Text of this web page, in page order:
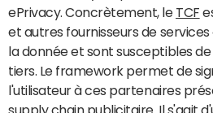
ePrivacy. Concrètement, le TCF
et autres fournisseurs de
la donnée et sont susceptibles
tiers. Le framework permet de
l'utilisateur à ces partenaires
supply chain publicitaire. Il s'agit